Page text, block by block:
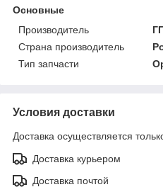
Основные
Производитель
Страна производитель
Тип запчасти
Условия доставки
Доставка осуществляется
Доставка курьером
Доставка почтой